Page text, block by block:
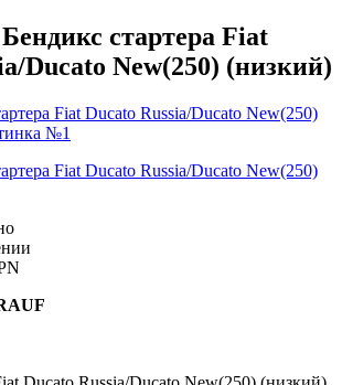
стартера Fiat
Ducato New(250) (низкий)